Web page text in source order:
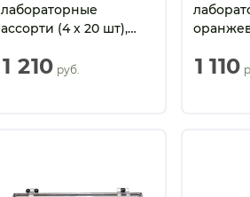
лабораторные
ассорти (4 х 20 шт),
1 210 руб.
SHTIFT
1 110